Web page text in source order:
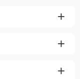
+
+
+